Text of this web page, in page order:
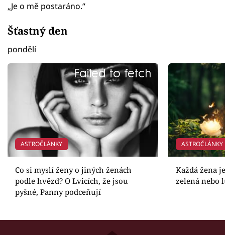
„Je o mě postaráno.“
Šťastný den
pondělí
Failed to fetch
ASTROČLÁNKY
Co si myslí ženy o jiných ženách
podle hvězd? O Lvicích, že jsou
pyšné, Panny podceňují
ASTROČLÁNKY
Každá žena
zelená nebo